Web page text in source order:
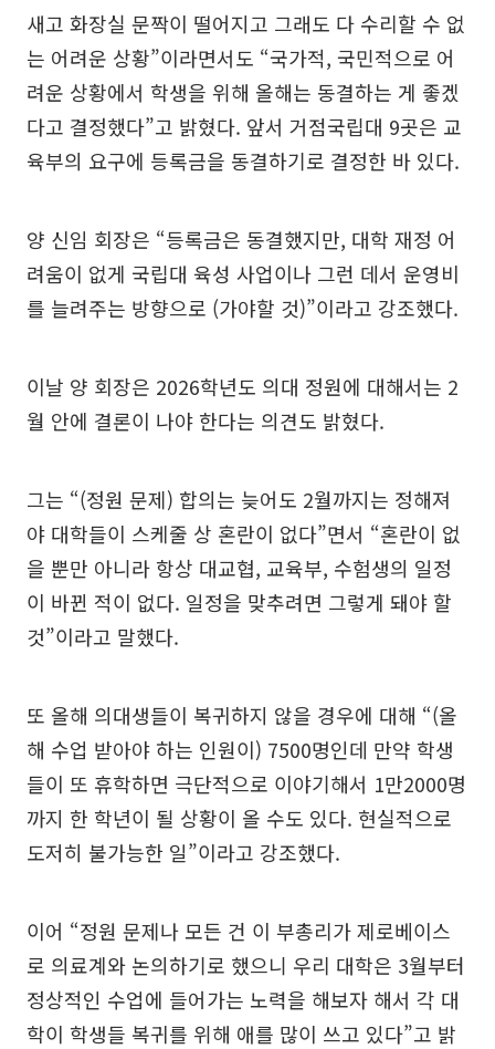
새고 화장실 문짝이 떨어지고 그래도 다 수리할 수 없
는 어려운 상황”이라면서도 “국가적, 국민적으로 어
려운 상황에서 학생을 위해 올해는 동결하는 게 좋겠
다고 결정했다”고 밝혔다. 앞서 거점국립대 9곳은 교
육부의 요구에 등록금을 동결하기로 결정한 바 있다.
양 신임 회장은 “등록금은 동결했지만, 대학 재정 어
려움이 없게 국립대 육성 사업이나 그런 데서 운영비
를 늘려주는 방향으로 (가야할 것)”이라고 강조했다.
이날 양 회장은 2026학년도 의대 정원에 대해서는 2
월 안에 결론이 나야 한다는 의견도 밝혔다.
그는 “(정원 문제) 합의는 늦어도 2월까지는 정해져
야 대학들이 스케줄 상 혼란이 없다”면서 “혼란이 없
을 뿐만 아니라 항상 대교협, 교육부, 수험생의 일정
이 바뀐 적이 없다. 일정을 맞추려면 그렇게 돼야 할
것”이라고 말했다.
또 올해 의대생들이 복귀하지 않을 경우에 대해 “(올
해 수업 받아야 하는 인원이) 7500명인데 만약 학생
들이 또 휴학하면 극단적으로 이야기해서 1만2000명
까지 한 학년이 될 상황이 올 수도 있다. 현실적으로
도저히 불가능한 일”이라고 강조했다.
이어 “정원 문제나 모든 건 이 부총리가 제로베이스
로 의료계와 논의하기로 했으니 우리 대학은 3월부터
정상적인 수업에 들어가는 노력을 해보자 해서 각 대
학이 학생들 복귀를 위해 애를 많이 쓰고 있다”고 밝